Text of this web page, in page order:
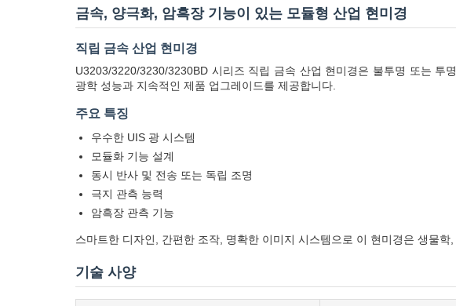
금속, 양극화, 암흑장 기능이 있는 모듈형 산업 현미경
직립 금속 산업 현미경
U3203/3220/3230/3230BD 시리즈 직립 금속 산업 현미경은 불투명 또는
광학 성능과 지속적인 제품 업그레이드를 제공합니다.
주요 특징
우수한 UIS 광 시스템
모듈화 기능 설계
동시 반사 및 전송 또는 독립 조명
극지 관측 능력
암흑장 관측 기능
스마트한 디자인, 간편한 조작, 명확한 이미지 시스템으로 이 현미경은 생물학
기술 사양